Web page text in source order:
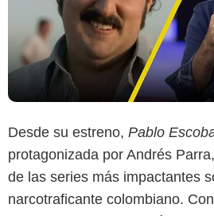
Desde su estreno, Pablo
protagonizada por Andrés
de las series más impactantes
narcotraficante colombiano.